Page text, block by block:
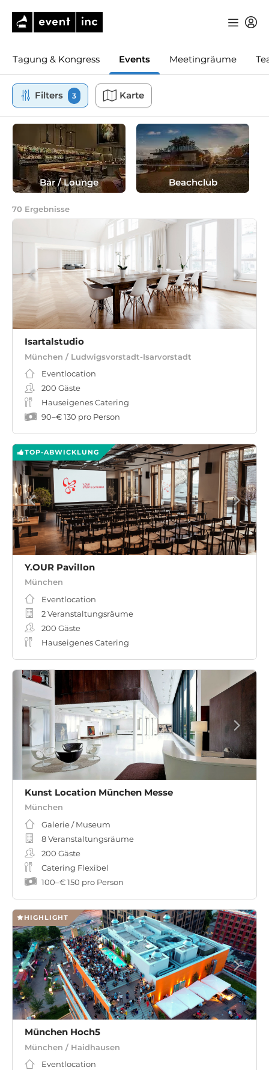
Tagung & Kongress Events Meetingräume
Filters 3 Karte
Bar / Lounge Beachclub
70 Ergebnisse
Isartalstudio
München / Ludwigsvorstadt-Isarvorstadt
Eventlocation
200 Gäste
Hauseigenes Catering
90–€ 130 pro Person
TOP-ABWICKLUNG
Y.OUR Pavillon
München
Eventlocation
2 Veranstaltungsräume
200 Gäste
Hauseigenes Catering
Kunst Location München Messe
München
Galerie / Museum
8 Veranstaltungsräume
200 Gäste
Catering Flexibel
100–€ 150 pro Person
HIGHLIGHT
München Hoch5
München / Haidhausen
Eventlocation